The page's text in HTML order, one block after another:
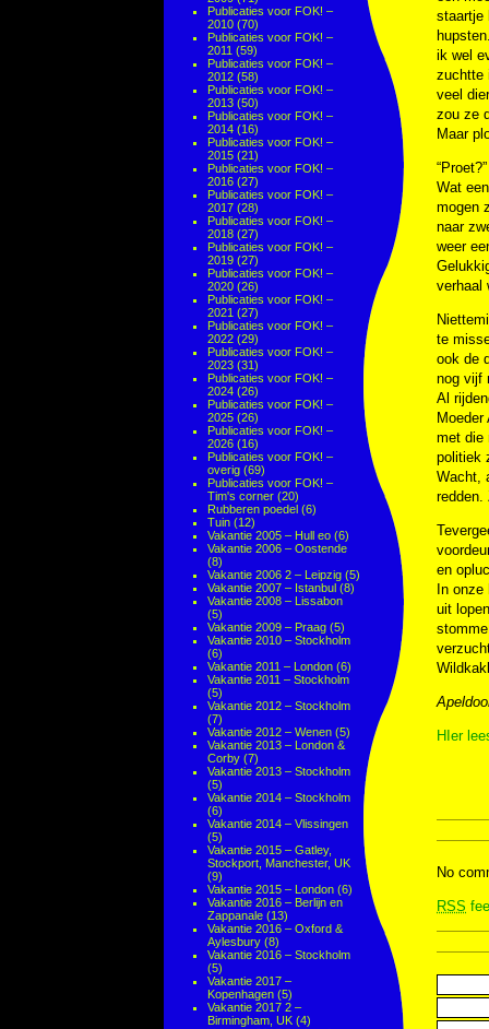
Publicaties voor FOK! –
2010 (70)
Publicaties voor FOK! –
2011 (59)
Publicaties voor FOK! –
2012 (58)
Publicaties voor FOK! –
2013 (50)
Publicaties voor FOK! –
2014 (16)
Publicaties voor FOK! –
2015 (21)
Publicaties voor FOK! –
2016 (27)
Publicaties voor FOK! –
2017 (28)
Publicaties voor FOK! –
2018 (27)
Publicaties voor FOK! –
2019 (27)
Publicaties voor FOK! –
2020 (26)
Publicaties voor FOK! –
2021 (27)
Publicaties voor FOK! –
2022 (29)
Publicaties voor FOK! –
2023 (31)
Publicaties voor FOK! –
2024 (26)
Publicaties voor FOK! –
2025 (26)
Publicaties voor FOK! –
2026 (16)
Publicaties voor FOK! –
overig (69)
Publicaties voor FOK! –
Tim's corner (20)
Rubberen poedel (6)
Tuin (12)
Vakantie 2005 – Hull eo (6)
Vakantie 2006 – Oostende
(8)
Vakantie 2006 2 – Leipzig (5)
Vakantie 2007 – Istanbul (8)
Vakantie 2008 – Lissabon
(5)
Vakantie 2009 – Praag (5)
Vakantie 2010 – Stockholm
(6)
Vakantie 2011 – London (6)
Vakantie 2011 – Stockholm
(5)
Vakantie 2012 – Stockholm
(7)
Vakantie 2012 – Wenen (5)
Vakantie 2013 – London &
Corby (7)
Vakantie 2013 – Stockholm
(5)
Vakantie 2014 – Stockholm
(6)
Vakantie 2014 – Vlissingen
(5)
Vakantie 2015 – Gatley,
Stockport, Manchester, UK
(9)
Vakantie 2015 – London (6)
Vakantie 2016 – Berlijn en
Zappanale (13)
Vakantie 2016 – Oxford &
Aylesbury (8)
Vakantie 2016 – Stockholm
(5)
Vakantie 2017 –
Kopenhagen (5)
Vakantie 2017 2 –
Birmingham, UK (4)
staartje
ik wel
zuchtte
veel
zou ze
Maar
Wat
mogen
naar
weer
verhaal
te
ook de
nog vijf
Al
met die
politiek
Wacht,
redden.
en
In
uit
HIer
No
RSS